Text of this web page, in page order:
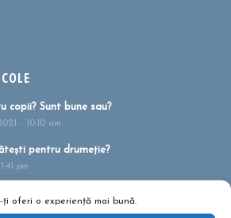
ți oferi o experiență mai bună.
copii? Sunt bune sau?
- 10:10 am
pentru drumeție?
pm
1:16 pm